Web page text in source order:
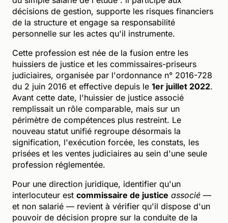
décisions de gestion, supporte les risques financiers
de la structure et engage sa responsabilité
personnelle sur les actes qu'il instrumente.
Cette profession est née de la fusion entre les
huissiers de justice et les commissaires-priseurs
judiciaires, organisée par l'ordonnance n° 2016-728
du 2 juin 2016 et effective depuis le 1er juillet 2022.
Avant cette date, l'huissier de justice associé
remplissait un rôle comparable, mais sur un
périmètre de compétences plus restreint. Le
nouveau statut unifié regroupe désormais la
signification, l'exécution forcée, les constats, les
prisées et les ventes judiciaires au sein d'une seule
profession réglementée.
Pour une direction juridique, identifier qu'un
interlocuteur est commissaire de justice associé —
et non salarié — revient à vérifier qu'il dispose d'un
pouvoir de décision propre sur la conduite de la